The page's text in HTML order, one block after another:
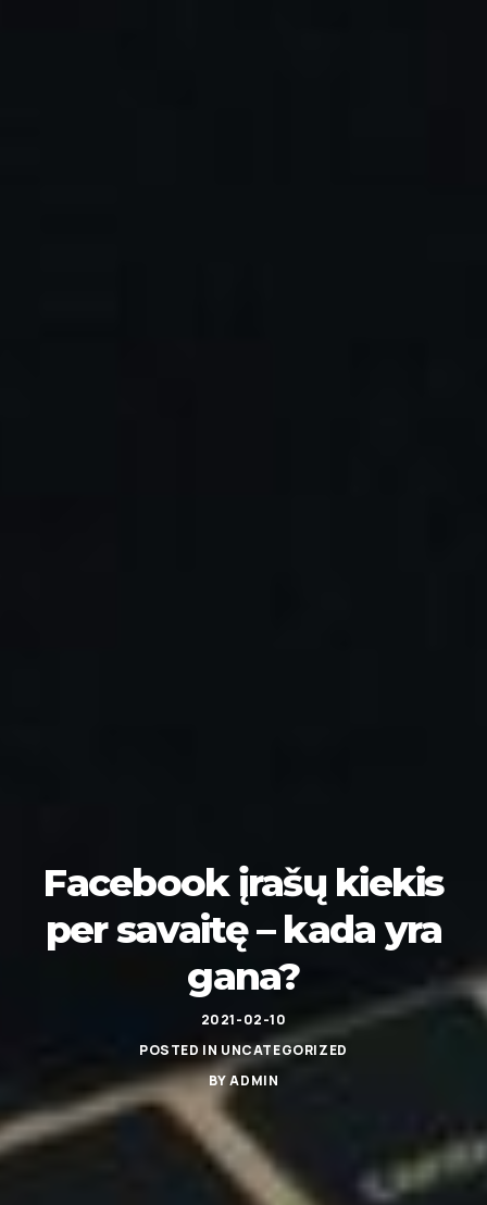
Facebook įrašų kiekis
per savaitę – kada yra
gana?
2021-02-10
POSTED IN UNCATEGORIZED
BYADMIN